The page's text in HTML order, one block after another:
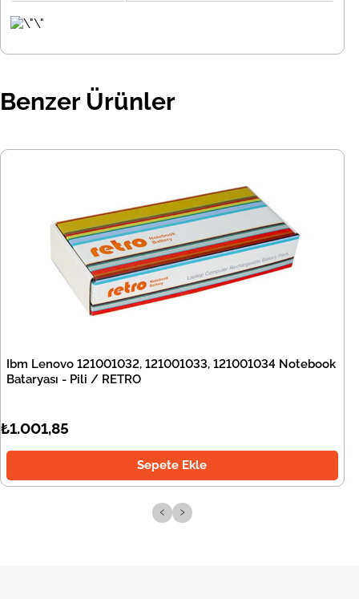
Benzer Ürünler
Ibm Lenovo 121001032, 121001033, 121001034 Notebook
Bataryası - Pili / RETRO
₺1.001,85
Sepete Ekle
‹ ›